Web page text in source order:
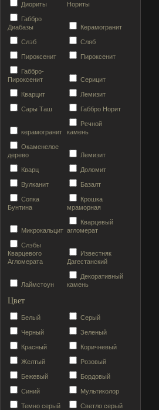
Диориты
Нориты
Габбро
Диабазы
Керамогранит
Слэб Сляб
Пироксенит Пироксенит
Габбро-
Пироксенит
Серицит
Кварцит Лемизит
Сары Таш Габбро Норит
керамогранит
Речной
камень
Окаменелое
дерево
Лемизит
Кварц Доломит
Вулканит Базалт
Сопка
Бунтина
Крошка
мраморная
Микрокальцит
Кварцевый
агломерат
Слэбы
Кварцевого
Агломерата
Известняк
Дагестанский
Лаймстоун
Декоративный
камень
Цвет
Белый Серый
Черный Зеленый
Красный Коричневый
Желтый Розовый
Бежевый Бордовый
Синий Мультиколор
Темно серый Светло серый